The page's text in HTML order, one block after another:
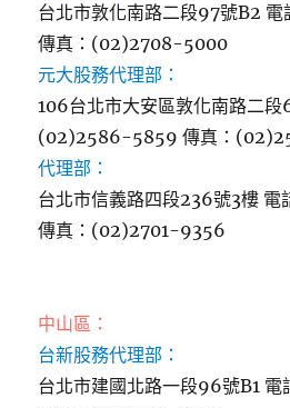
台北市敦化南路二段97號B2
傳真：(02)2708-5000
元大股務代理部：
106台北市大安區敦化南路二段
(02)2586-5859 傳真：
代理部：
台北市信義路四段236號3樓
傳真：(02)2701-9356
中山區：
台新股務代理部：
台北市建國北路一段96號B1